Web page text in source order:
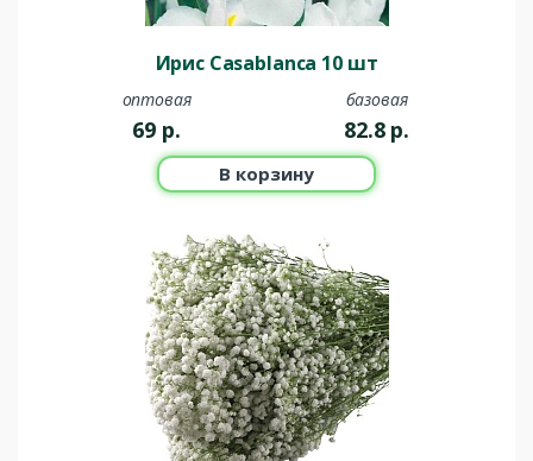
Ирис Casablanca 10 шт
оптовая
69 р.
базовая
82.8 р.
В корзину